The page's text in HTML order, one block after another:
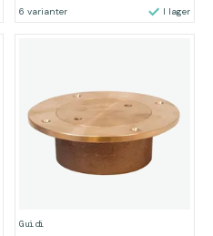
6 varianter I lager
Guidi